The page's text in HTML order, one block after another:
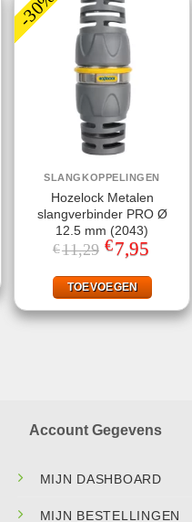
SLANGKOPPELINGEN
Hozelock Metalen
slangverbinder PRO Ø
12.5 mm (2043)
€11,29 Oorspronkelijke
prijs
€11,29.
€7,95
€7,95.
TOEVOEGEN
Account Gegevens
MIJN DASHBOARD
MIJN BESTELLINGEN